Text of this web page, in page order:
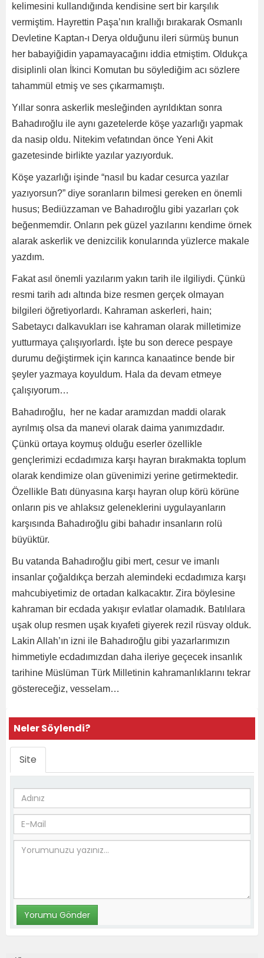
kelimesini kullandığında kendisine sert bir karşılık
vermiştim. Hayrettin Paşa’nın krallığı bırakarak Osmanlı
Devletine Kaptan-ı Derya olduğunu ileri sürmüş bunun
her babayiğidin yapamayacağını iddia etmiştim. Oldukça
disiplinli olan İkinci Komutan bu söylediğim acı sözlere
tahammül etmiş ve ses çıkarmamıştı.
Yıllar sonra askerlik mesleğinden ayrıldıktan sonra
Bahadıroğlu ile aynı gazetelerde köşe yazarlığı yapmak
da nasip oldu. Nitekim vefatından önce Yeni Akit
gazetesinde birlikte yazılar yazıyorduk.
Köşe yazarlığı işinde “nasıl bu kadar cesurca yazılar
yazıyorsun?” diye soranların bilmesi gereken en önemli
husus; Bediüzzaman ve Bahadıroğlu gibi yazarları çok
beğenmemdir. Onların pek güzel yazılarını kendime örnek
alarak askerlik ve denizcilik konularında yüzlerce makale
yazdım.
Fakat asıl önemli yazılarım yakın tarih ile ilgiliydi. Çünkü
resmi tarih adı altında bize resmen gerçek olmayan
bilgileri öğretiyorlardı. Kahraman askerleri, hain;
Sabetaycı dalkavukları ise kahraman olarak milletimize
yutturmaya çalışıyorlardı. İşte bu son derece pespaye
durumu değiştirmek için karınca kanaatince bende bir
şeyler yazmaya koyuldum. Hala da devam etmeye
çalışıyorum…
Bahadıroğlu, her ne kadar aramızdan maddi olarak
ayrılmış olsa da manevi olarak daima yanımızdadır.
Çünkü ortaya koymuş olduğu eserler özellikle
gençlerimizi ecdadımıza karşı hayran bırakmakta toplum
olarak kendimize olan güvenimizi yerine getirmektedir.
Özellikle Batı dünyasına karşı hayran olup körü körüne
onların pis ve ahlaksız geleneklerini uygulayanların
karşısında Bahadıroğlu gibi bahadır insanların rolü
büyüktür.
Bu vatanda Bahadıroğlu gibi mert, cesur ve imanlı
insanlar çoğaldıkça berzah alemindeki ecdadımıza karşı
mahcubiyetimiz de ortadan kalkacaktır. Zira böylesine
kahraman bir ecdada yakışır evlatlar olamadık. Batılılara
uşak olup resmen uşak kıyafeti giyerek rezil rüsvay olduk.
Lakin Allah’ın izni ile Bahadıroğlu gibi yazarlarımızın
himmetiyle ecdadımızdan daha ileriye geçecek insanlık
tarihine Müslüman Türk Milletinin kahramanlıklarını tekrar
göstereceğiz, vesselam…
Neler Söylendi?
Site